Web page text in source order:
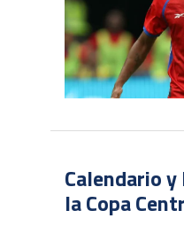
Calendario
la Copa